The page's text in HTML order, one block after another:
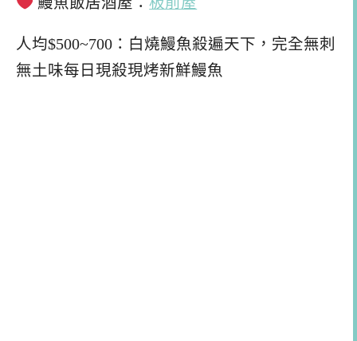
人均$500~700：白燒鰻魚殺遍天下，完全無刺
無土味每日現殺現烤新鮮鰻魚